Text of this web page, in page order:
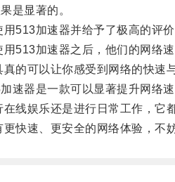
显著的。
加速器并给予了极高的评价
加速器之后，他们的网络速
可以让你感受到网络的快速与
器是一款可以显著提升网络速
娱乐还是进行日常工作，它都
速、更安全的网络体验，不妨